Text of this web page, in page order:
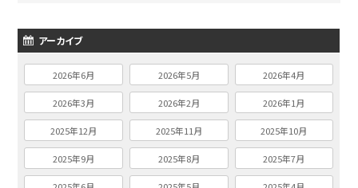
アーカイブ
2026年6月 2026年5月 2026年4月
2026年3月 2026年2月 2026年1月
2025年12月 2025年11月 2025年10月
2025年9月 2025年8月 2025年7月